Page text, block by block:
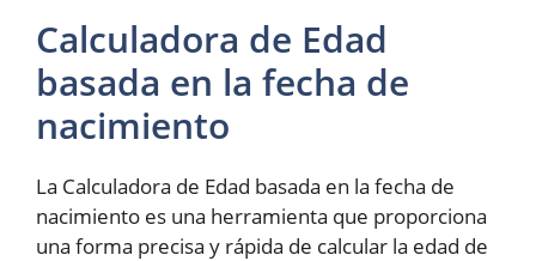
Calculadora de Edad
basada en la fecha de
nacimiento
La Calculadora de Edad basada en la fecha de
nacimiento es una herramienta que proporciona
una forma precisa y rápida de calcular la edad de